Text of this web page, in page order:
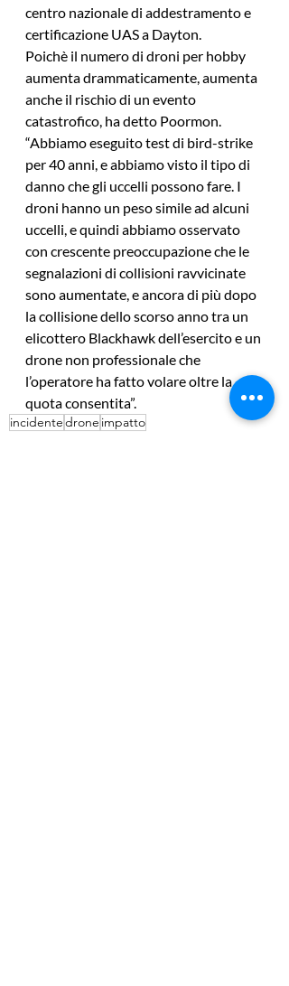
centro nazionale di addestramento e
certificazione UAS a Dayton.
Poichè il numero di droni per hobby
aumenta drammaticamente, aumenta
anche il rischio di un evento
catastrofico, ha detto Poormon.
“Abbiamo eseguito test di bird-strike
per 40 anni, e abbiamo visto il tipo di
danno che gli uccelli possono fare. I
droni hanno un peso simile ad alcuni
uccelli, e quindi abbiamo osservato
con crescente preoccupazione che le
segnalazioni di collisioni ravvicinate
sono aumentate, e ancora di più dopo
la collisione dello scorso anno tra un
elicottero Blackhawk dell’esercito e un
drone non professionale che
l’operatore ha fatto volare oltre la
quota consentita”.
incidentedrone impatto